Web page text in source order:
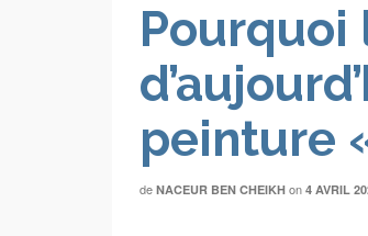
Pourquoi
peinture
de NACEUR BEN CHEIKH on 4 AVRIL